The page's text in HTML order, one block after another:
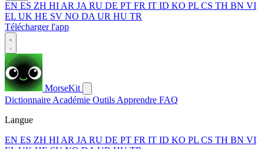
EN ES ZH HI AR JA RU DE PT FR IT ID KO PL CS TH BN VI
EL UK HE SV NO DA UR HU TR
Télécharger l'app
MorseKit
Dictionnaire Académie Outils Apprendre FAQ
Langue
EN ES ZH HI AR JA RU DE PT FR IT ID KO PL CS TH BN VI